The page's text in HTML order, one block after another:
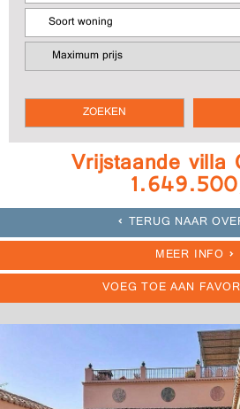
Soort woning
Vrijstaande villa
TERUG NAAR
MEER INFO
VOEG TOE AAN